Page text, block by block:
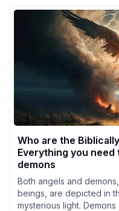
Who are the
Everything you need
demons
Both angels and
beings, are depicted in
mysterious light. Demons